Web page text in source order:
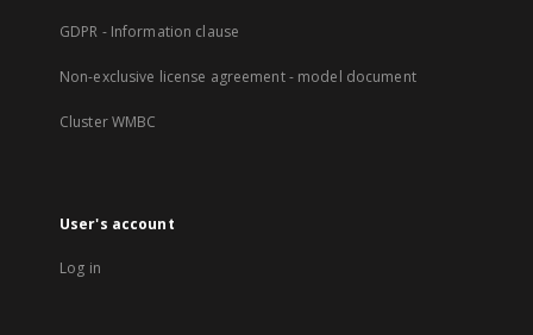
GDPR - Information clause
Non-exclusive license agreement - model document
Cluster WMBC
User's account
Log in